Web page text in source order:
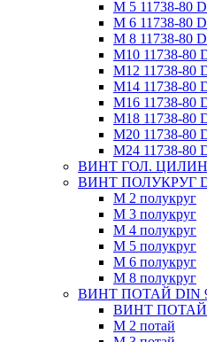
М 5 11738-80
М 6 11738-80
М 8 11738-80
М10 11738-80
М12 11738-80
М14 11738-80
М16 11738-80
М18 11738-80
М20 11738-80
М24 11738-80
ВИНТ ГОЛ.
ВИНТ ПОЛУКРУГ
М 2 полукруг
М 3 полукруг
М 4 полукруг
М 5 полукруг
М 6 полукруг
М 8 полукруг
ВИНТ ПОТАЙ DIN
ВИНТ ПОТАЙ
М 2 потай